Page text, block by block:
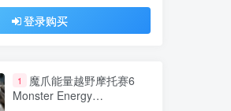
登录购买
1
魔爪能量越野摩托赛6
Monster Energy
免费